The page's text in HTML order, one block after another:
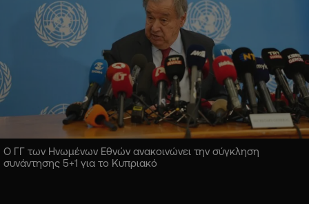
Ο ΓΓ των Ηνωμένων Εθνών ανακοινώνει την σύγκληση
συνάντησης 5+1 για το Κυπριακό